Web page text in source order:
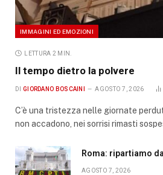
IMMAGINI ED EMOZIONI
LETTURA 2 MIN.
Il tempo dietro la polvere
DI GIORDANO BOSCAINI AGOSTO 7, 2026
C’è una tristezza nelle giornate
non accadono, nei sorrisi rimasti
Roma: ripartiamo
AGOSTO 7, 2026